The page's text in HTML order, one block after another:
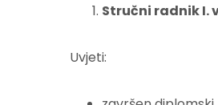
Stručni radnik I.
Uvjeti: